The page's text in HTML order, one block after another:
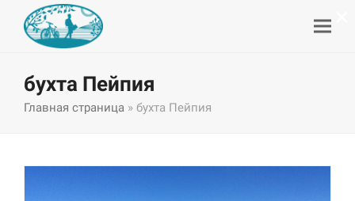
бухта Пейпия
Главная страница » бухта Пейпия